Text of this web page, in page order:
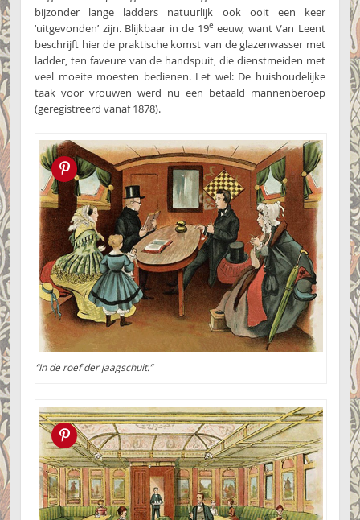
bijzonder lange ladders natuurlijk ook ooit een keer
‘uitgevonden’ zijn. Blijkbaar in de 19e eeuw, want Van Leent
beschrijft hier de praktische komst van de glazenwasser met
ladder, ten faveure van de handspuit, die dienstmeiden met
veel moeite moesten bedienen. Let wel: De huishoudelijke
taak voor vrouwen werd nu een betaald mannenberoep
(geregistreerd vanaf 1878).
Pin this!
“In de roef der jaagschuit.”
Pin this!